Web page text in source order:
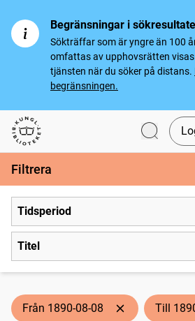
Begränsningar i
Sökträffar som är yngre än 100
omfattas av upphovsrätten
tjänsten när du söker på distans.
begränsningen.
Svenska tidningar
Filtrera
Tidsperiod
Titel
Från 1890-08-08 Till